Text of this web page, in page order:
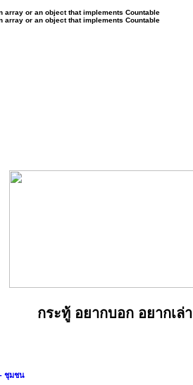
array or an object that implements Countable
array or an object that implements Countable
กระทู้ อยากบอก อยากเล่า
ชุมชน